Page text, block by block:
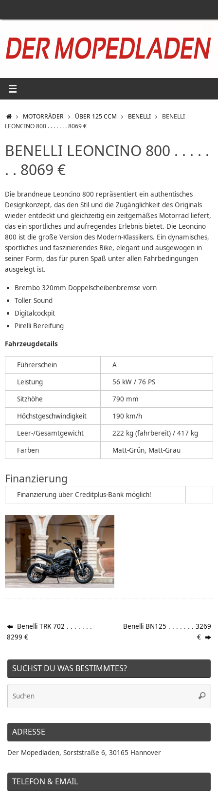
STARTMOTORRÄDER ÜBER 125 CCM BENELLI
BENELLI
LEONCINO 800 . . . . . . . 8069 €
BENELLI LEONCINO 800 . . . . .
. . 8069 €
Die brandneue Leoncino 800 repräsentiert ein authentisches
Designkonzept, das den Stil und die Zugänglichkeit des Originals
wieder entdeckt und gleichzeitig ein zeitgemäßes Motorrad liefert,
das ein sportliches und aufregendes Erlebnis bietet. Die Leoncino
800 ist die große Version des Modern-Klassikers. Ein dynamisches,
sportliches und faszinierendes Bike, elegant und ausgewogen in
seiner Form, das für puren Spaß unter allen Fahrbedingungen
ausgelegt ist.
Brembo 320mm Doppelscheibenbremse vorn
Toller Sound
Digitalcockpit
Pirelli Bereifung
Fahrzeugdetails
Führerschein
A
Leistung
56 kW / 76 PS
Sitzhöhe
790 mm
Höchstgeschwindigkeit
190 km/h
Leer-/Gesamtgewicht
222 kg (fahrbereit) / 417 kg
Farben
Matt-Grün, Matt-Grau
Finanzierung
Finanzierung über Creditplus-Bank möglich!
Benelli TRK 702 . . . . . . .
8299 €
Benelli BN125 . . . . . . . 3269
€
SUCHST DU WAS BESTIMMTES?
ADRESSE
Der Mopedladen, Sorststraße 6, 30165 Hannover
TELEFON & EMAIL